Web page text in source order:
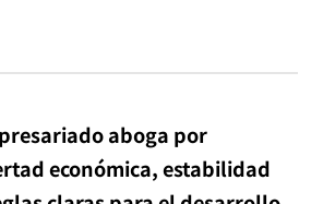
aboga por
económica, estabilidad